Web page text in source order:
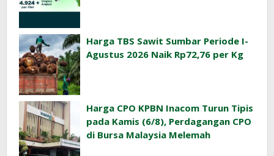
Harga TBS Sawit Sumbar Periode I-
Agustus 2026 Naik Rp72,76 per Kg
Harga CPO KPBN Inacom Turun Tipis
pada Kamis (6/8), Perdagangan CPO
di Bursa Malaysia Melemah